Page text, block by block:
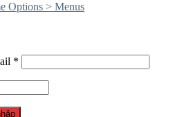
Options > Menus
*